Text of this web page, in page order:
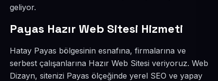
geliyor.
Payas Hazır Web Sitesi Hizmeti
Hatay Payas bölgesinin esnafına, firmalarına ve
serbest çalışanlarına Hazır Web Sitesi veriyoruz. Web
Dizayn, sitenizi Payas ölçeğinde yerel SEO ve yapay